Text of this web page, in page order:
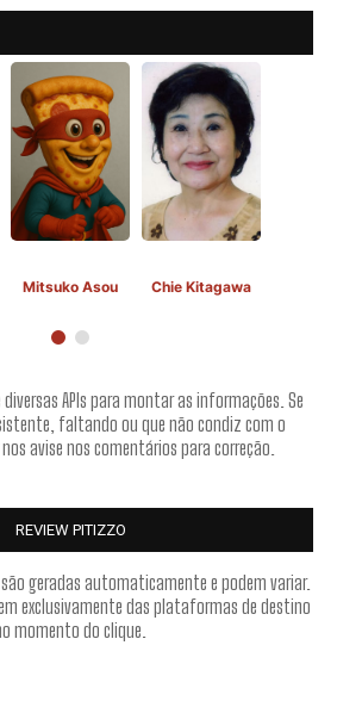
Mitsuko Asou Chie Kitagawa
APIs para montar as informações. Se
faltando ou que não condiz com o
avise nos comentários para correção.
REVIEW PITIZZO
geradas automaticamente e podem variar.
exclusivamente das plataformas de destino
momento do clique.